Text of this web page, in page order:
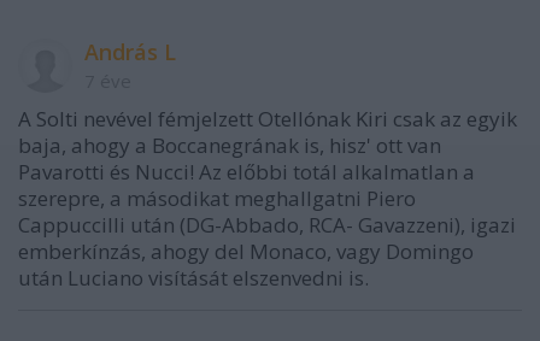
András L
A Solti nevével fémjelzett Otellónak Kiri csak az egyik
baja, ahogy a Boccanegrának is, hisz' ott van
Pavarotti és Nucci! Az előbbi totál alkalmatlan a
szerepre, a másodikat meghallgatni Piero
Cappuccilli után (DG-Abbado, RCA- Gavazzeni), igazi
emberkínzás, ahogy del Monaco, vagy Domingo
után Luciano visítását elszenvedni is.